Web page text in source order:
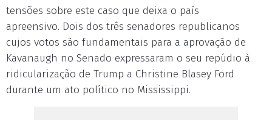
tensões sobre este caso que deixa o país
apreensivo. Dois dos três senadores republicanos
cujos votos são fundamentais para a aprovação de
Kavanaugh no Senado expressaram o seu repúdio à
ridicularização de Trump a Christine Blasey Ford
durante um ato político no Mississippi.